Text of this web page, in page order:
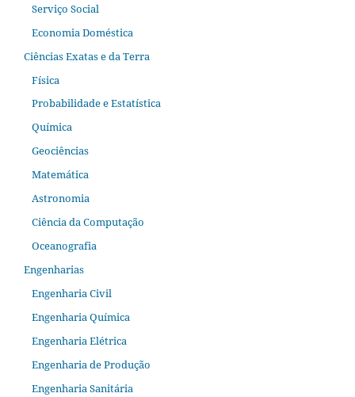
Serviço Social
Economia Doméstica
Ciências Exatas e da Terra
Física
Probabilidade e Estatística
Química
Geociências
Matemática
Astronomia
Ciência da Computação
Oceanografia
Engenharias
Engenharia Civil
Engenharia Química
Engenharia Elétrica
Engenharia de Produção
Engenharia Sanitária